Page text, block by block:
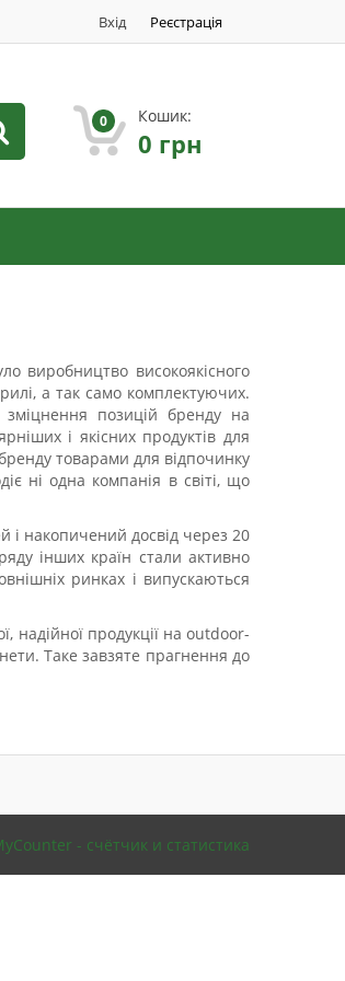
Вхід Реєстрація
0 Кошик:
0 грн
виробництво високоякісного
а так само комплектуючих.
зміцнення позицій бренду на
і якісних продуктів для
товарами для відпочинку
ні одна компанія в світі, що
накопичений досвід через 20
інших країн стали активно
ринках і випускаються
надійної продукції на outdoor-
Таке завзяте прагнення до